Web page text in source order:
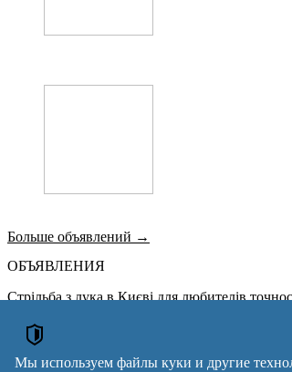
Больше объявлений →
ОБЪЯВЛЕНИЯ
Стрільба з лука в Києві для любителів
Курси кухар, зварник, електрик, слюсар,
Знижка на курси до 31.10.2024
Мы используем файлы куки и другие